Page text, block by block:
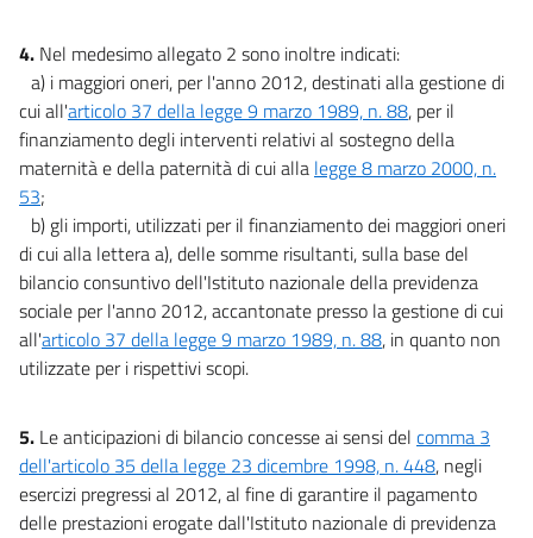
4. Nel medesimo allegato 2 sono inoltre indicati:
a) i maggiori oneri, per l'anno 2012, destinati alla gestione di
cui all'articolo 37 della legge 9 marzo 1989, n. 88, per il
finanziamento degli interventi relativi al sostegno della
maternità e della paternità di cui alla legge 8 marzo 2000, n.
53;
b) gli importi, utilizzati per il finanziamento dei maggiori oneri
di cui alla lettera a), delle somme risultanti, sulla base del
bilancio consuntivo dell'Istituto nazionale della previdenza
sociale per l'anno 2012, accantonate presso la gestione di cui
all'articolo 37 della legge 9 marzo 1989, n. 88, in quanto non
utilizzate per i rispettivi scopi.
5. Le anticipazioni di bilancio concesse ai sensi del comma 3
dell'articolo 35 della legge 23 dicembre 1998, n. 448, negli
esercizi pregressi al 2012, al fine di garantire il pagamento
delle prestazioni erogate dall'Istituto nazionale di previdenza